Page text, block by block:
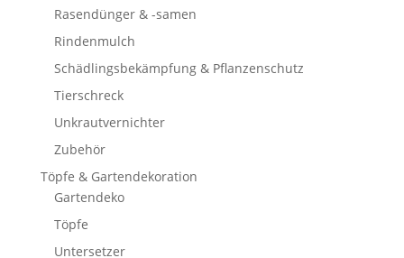
Rasendünger & -samen
Rindenmulch
Schädlingsbekämpfung & Pflanzenschutz
Tierschreck
Unkrautvernichter
Zubehör
Töpfe & Gartendekoration
Gartendeko
Töpfe
Untersetzer